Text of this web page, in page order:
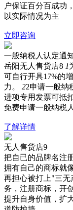
户保证百分百成功
以实际情况为主
立即咨询
一般纳税人认定通
岳阳无人售货店8 1
可自行开具17%的
力。
22申请一般纳
进项专用发票可抵
免费申请一般纳税人
了解详情
无人售货店9
把自已的品牌名注
拥有自己的商标就
再担心被打上"三无
务，注册商标，开
提升自身价值，扩